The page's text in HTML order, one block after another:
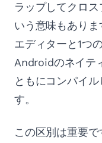
ラップしてクロ
いう意味もあり
エディターと1つ
Androidのネイテ
ともにコンパイ
す。
この区別は重要で